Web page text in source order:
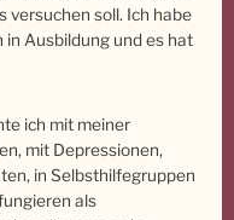
versuchen soll. Ich habe
in Ausbildung und es hat
ich mit meiner
mit Depressionen,
in Selbsthilfegruppen
als